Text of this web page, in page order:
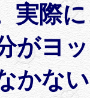
実際
がヨ
かな